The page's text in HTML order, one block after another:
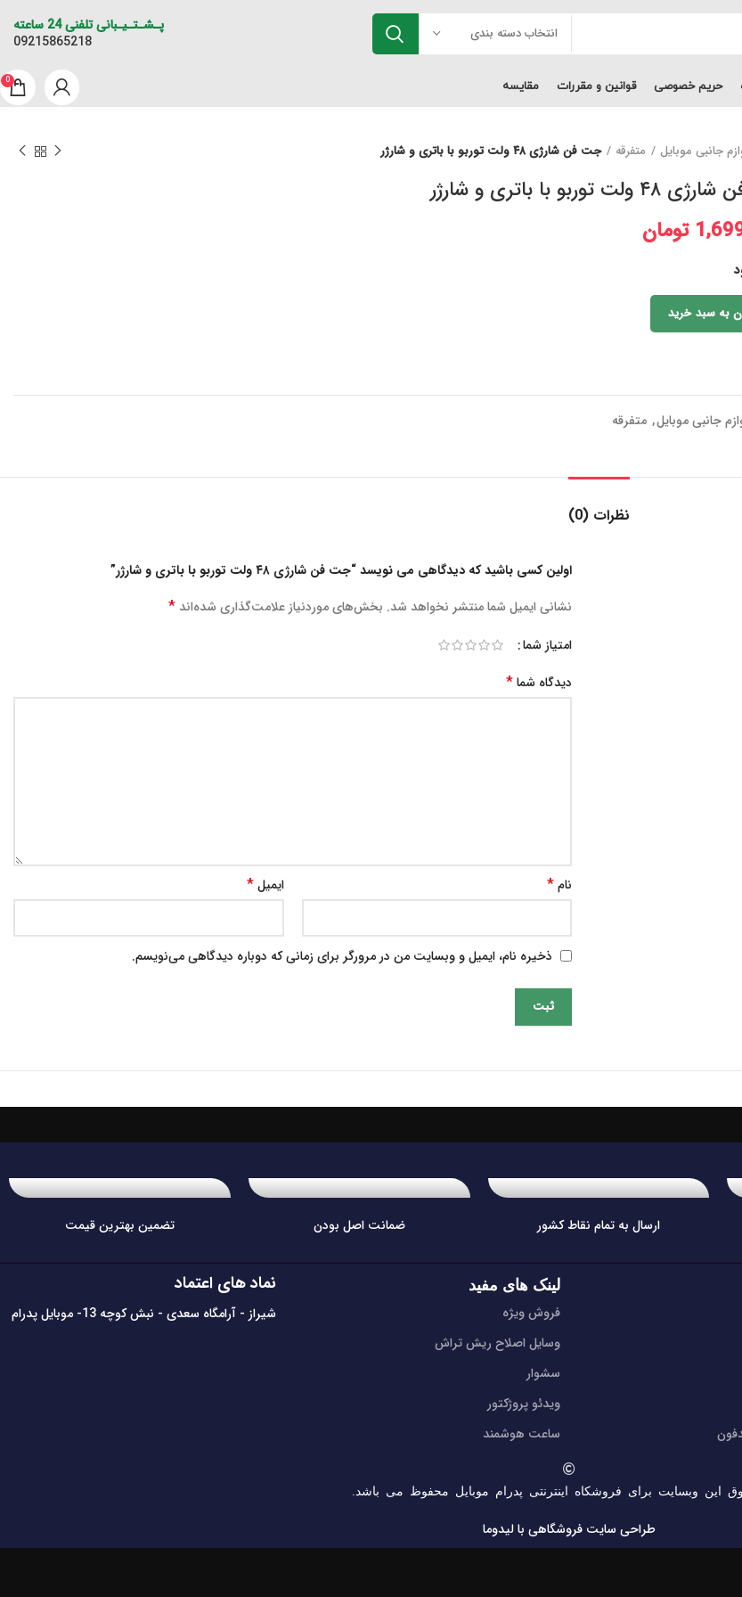
انتخاب دسته بندی
پـشـتـیـبانی تلفنی 24 ساعته
09215865218
حریم خصوصی قوانین و مقررات مقایسه 0
جانبی موبایل متفرقه جت فن شارژی ۴۸ ولت توربو با باتری و شارژر
توربو با باتری و شارژر
تومان
به سبد خرید
جانبی موبایل, متفرقه
نظرات (0)
اولین کسی باشید که دیدگاهی می نویسد “جت فن شارژی ۴۸ ولت توربو با باتری و شارژر”
نشانی ایمیل شما منتشر نخواهد شد. بخش‌های موردنیاز علامت‌گذاری شده‌اند *
امتیاز شما
دیدگاه شما*
نام* ایمیل*
ذخیره نام، ایمیل و وبسایت من در مرورگر برای زمانی که دوباره دیدگاهی می‌نویسم.
ارسال به تمام نقاط کشور ضمانت اصل بودن تضمین بهترین قیمت
لینک های مفید
فروش ویژه
وسایل اصلاح ریش تراش
سشوار
ویدئو پروژکتور
ساعت هوشمند
نماد های اعتماد
شیراز - آرامگاه سعدی - نبش کوچه 13- موبایل پدرام
این وبسایت برای فروشکاه اینترنتی پدرام موبایل محفوظ می باشد.
طراحی سایت فروشگاهی با لیدوما